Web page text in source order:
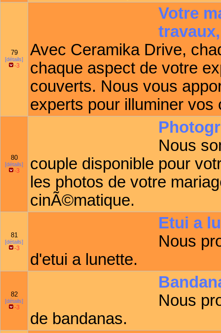
79
[détails]
-3
Votre
Avec Ceramika Drive,
chaque aspect de votre
couverts. Nous vous
experts pour illuminer vos
80
[détails]
-3
Nous
couple disponible pour
les photos de votre
cinÃ©matique.
81
[détails]
-3
Etui a
Nous
d'etui a lunette.
82
[détails]
-3
Nous
de bandanas.